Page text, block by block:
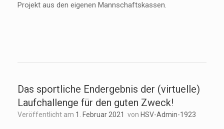
Projekt aus den eigenen Mannschaftskassen.
Das sportliche Endergebnis der (virtuelle)
Laufchallenge für den guten Zweck!
Veröffentlicht am 1. Februar 2021 von HSV-Admin-1923